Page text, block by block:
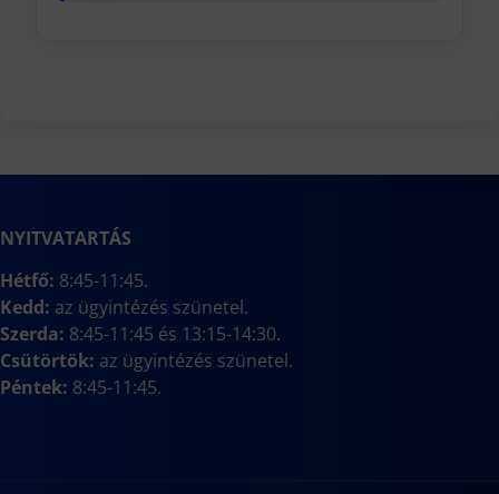
NYITVATARTÁS
Hétfő: 8:45-11:45.
Kedd: az ügyintézés szünetel.
Szerda: 8:45-11:45 és 13:15-14:30.
Csütörtök: az ügyintézés szünetel.
Péntek: 8:45-11:45.